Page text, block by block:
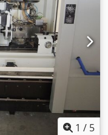
1 / 5